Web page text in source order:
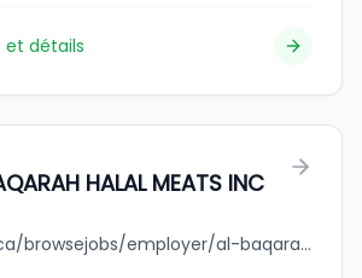
et détails
HALAL MEATS INC
jobbank.gc.ca/browsejobs/employer/al-baqarah+halal+meats+inc/ca